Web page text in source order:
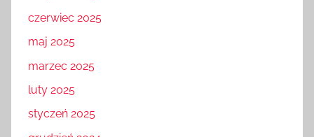
czerwiec 2025
maj 2025
marzec 2025
luty 2025
styczeń 2025